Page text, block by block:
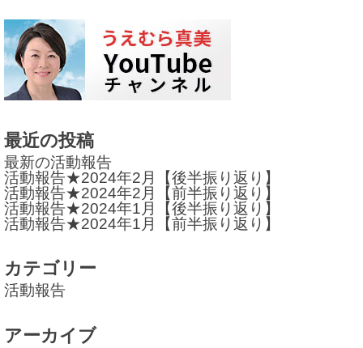
ビ
ゲ
ー
ョ
ン
最近の投稿
最新の活動報告
活動報告★2024年2月【後半振り返り】
活動報告★2024年2月【前半振り返り】
活動報告★2024年1月【後半振り返り】
活動報告★2024年1月【前半振り返り】
カテゴリー
活動報告
アーカイブ